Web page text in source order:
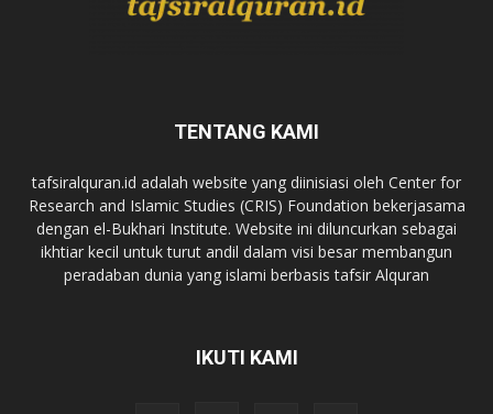
TENTANG KAMI
tafsiralquran.id adalah website yang diinisiasi oleh Center for
Research and Islamic Studies (CRIS) Foundation bekerjasama
dengan el-Bukhari Institute. Website ini diluncurkan sebagai
ikhtiar kecil untuk turut andil dalam visi besar membangun
peradaban dunia yang islami berbasis tafsir Alquran
IKUTI KAMI